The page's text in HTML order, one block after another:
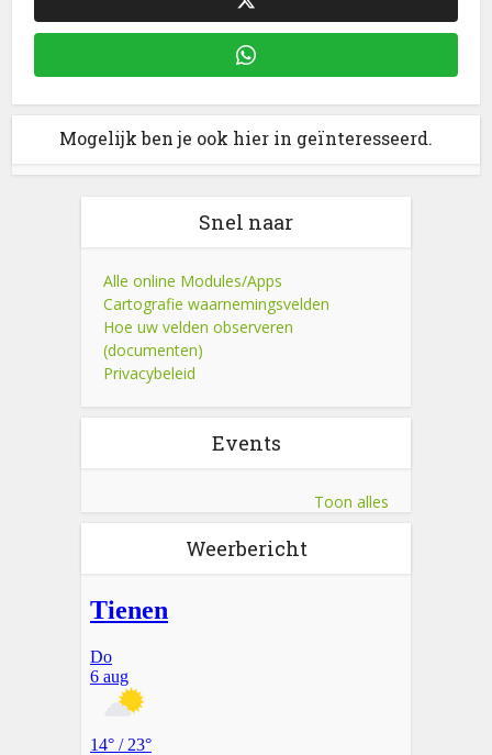
Mogelijk ben je ook hier in geïnteresseerd.
Snel naar
Alle online Modules/Apps
Cartografie waarnemingsvelden
Hoe uw velden observeren
(documenten)
Privacybeleid
Events
Toon alles
Weerbericht